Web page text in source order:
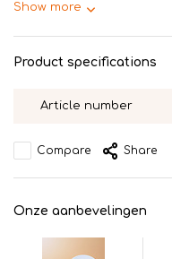
Show more
Product specifications
Article number
Compare Share
Onze aanbevelingen